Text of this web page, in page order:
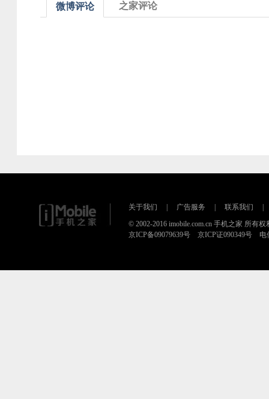
微博评论 之家评论
关于我们 广告服务 联系我们
© 2002-2016 imobile.com.cn 手机之家 所有权
京ICP备09079639号 京ICP证090349号 电